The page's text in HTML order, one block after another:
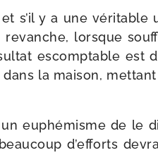
s’il y a une véri­table
lorsque
escomp­table est
la mai­son,
un euphé­misme de le
d’efforts